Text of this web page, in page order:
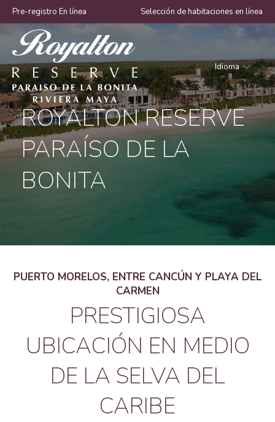
Pre-registro En línea Selección de habitaciones en línea
Royalton
Reserve
Paraíso
de
Bonita
Idioma
ROYALTON RESERVE
PARAÍSO DE LA
BONITA
PUERTO MORELOS, ENTRE CANCÚN Y PLAYA DEL
CARMEN
PRESTIGIOSA
UBICACIÓN EN MEDIO
DE LA SELVA DEL
CARIBE